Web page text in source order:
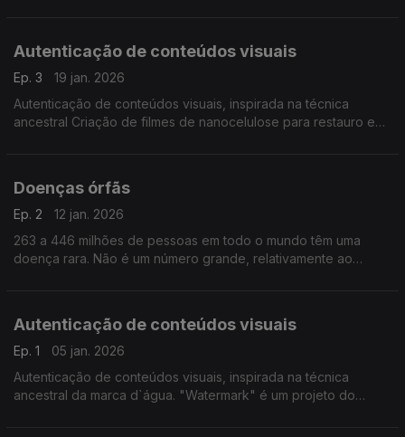
Autenticação de conteúdos visuais
Ep. 3
19 jan. 2026
Autenticação de conteúdos visuais, inspirada na técnica
ancestral Criação de filmes de nanocelulose para restauro e
Doenças órfãs
Ep. 2
12 jan. 2026
263 a 446 milhões de pessoas em todo o mundo têm uma
doença rara. Não é um número grande, relativamente ao
Autenticação de conteúdos visuais
Ep. 1
05 jan. 2026
Autenticação de conteúdos visuais, inspirada na técnica
ancestral da marca d`água. "Watermark" é um projeto do